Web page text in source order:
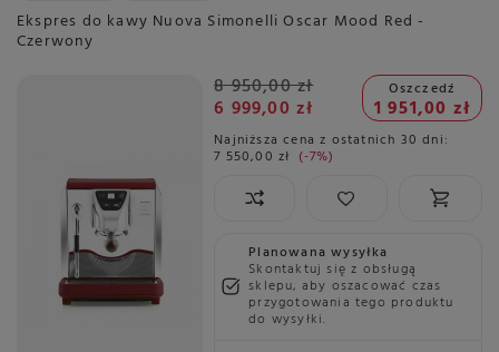
Ekspres do kawy Nuova Simonelli Oscar Mood Red -
Czerwony
8 950,00 zł
6 999,00 zł
Oszczedź
1 951,00 zł
Najniższa cena z ostatnich 30 dni:
7 550,00 zł -7%
Planowana wysyłka
Skontaktuj się z obsługą
sklepu, aby oszacować czas
przygotowania tego produktu
do wysyłki.